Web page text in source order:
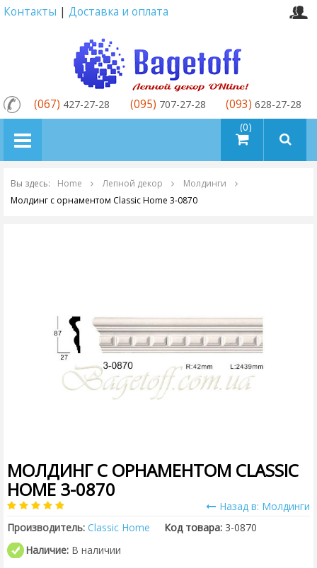
Контакты | Доставка и оплата
товаров (0)
(067) 427-27-28 (095) 707-27-28 (093) 628-27-28
Вы здесь: Home Лепной декор
Молдинги
Молдинг с орнаментом Classic Home 3-0870
МОЛДИНГ С ОРНАМЕНТОМ CLASSIC
HOME 3-0870
Назад в: Молдинги
Производитель: Classic Home Код товара: 3-0870
Наличие: В наличии